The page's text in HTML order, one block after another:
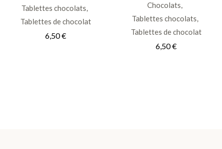
Tablettes chocolats
Tablettes de chocolat
6,50€
Chocolats
Tablettes chocolats
Tablettes de chocolat
6,50€